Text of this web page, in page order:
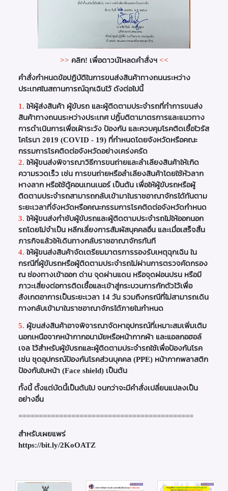
>> คลิก! เพื่อดาวน์โหลดคำสั่งฯ<<
คำสั่งกำหนดข้อปฏิบัติในการขนส่งสินค้าทางถนนระหว่าง
ประเทศในสถานการณ์ฉุกเฉินไว้ ดังต่อไปนี้
1. ให้ผู้ส่งสินค้า ผู้ขับรถ และผู้ติดตามประจำรถที่ทำการขนส่ง
สินค้าทางถนนระหว่างประเทศ ปฏิับติตามาตรการและแนวทาง
การดำเนินการเพื่อเฝ้าระวัง ป้องกัน และควบคุมโรคติดเชื้อไวรัส
โคโรนา 2019 (COVID - 19) ที่กำหนดโดยจังหวัดหรือคณะ
กรรมการโรคติดต่อจังหวัดอย่างเคร่งครัด
2. ให้ผู้ขนส่งพิจารณาวิธีการขนถ่ายและลำเลียงสินค้าให้เกิด
ความรวดเร็ว เช่น การขนถ่ายหรือลำเลียงสินค้าโดยใช้หัวลาก
หางลาก หรือใช้ตู้คอนเทนเนอร์ เป็นต้น เพื่อให้ผู้ขับรถหรือผู้
ติดตามประจำรถสามารถกลับเข้ามาในราชอาณาจักรได้ทันตาม
ระยะเวลาที่จังหวัดหรือคณะกรรมการโรคติดต่อจังหวัดกำหนด
3. ให้ผู้ขนส่งกำชับผู้ขับรถและผู้ติดตามประจำรถไม่ให้ออกนอก
รถโดยไม่จำเป็น หลีกเลี่ยงการสัมผัสบุคคลอื่น และเมื่อเสร็จสิ้น
ภารกิจแล้วให้เดินทางกลับราชอาณาจักรทันที
4. ให้ผู้ขนส่งสินค้าจัดเตรียมมาตรการรองรับเหตุฉุกเฉิน ใน
กรณีที่ผู้ขับรถหรือผู้ติดตามประจำรถไม่ผ่านการตรวจคัดกรอง
ณ ช่องทางเข้าออก ด่าน จุดผ่านแดน หรือจุดผ่อนปรน หรือมี
ภาวะเสี่ยงต่อการติดเชื้อและเข้าสู่กระบวนการกักตัวไว้เพื่อ
สังเกตอาการเป็นระยะเวลา 14 วัน รวมถึงกรณีที่ไม่สามารถเดิน
ทางกลับเข้ามาในราชอาณาจักรได้ภายในกำหนด
5. ผู้ขนส่งสินค้าอาจพิจารณาจัดหาอุปกรณ์ที่เหมาะสมเพิ่มเติม
นอกเหนือจากหน้ากากอนามัยหรือหน้ากากผ้า และแอลกอฮอล์
เจล ไว้สำหรับผู้ขับรถและผู้ติดตามประจำรถใช้เพื่อป้องกันโรค
เช่น ชุดอุปกรณ์ป้องกันโรคส่วนบุคคล (PPE) หน้ากากพลาสติก
ป้องกันใบหน้า (Face shield) เป็นต้น
ทั้งนี้ ตั้งแต่บัดนี้เป็นต้นไป จนกว่าจะมีคำสั่งเปลี่ยนแปลงเป็น
อย่างอื่น
===========================================
สำหรับเผยแพร่
https://bit.ly/2KoOATZ